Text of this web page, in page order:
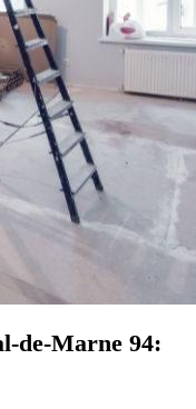
de-Marne 94: